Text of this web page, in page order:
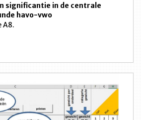
significantie in de centrale
havo-vwo
A8.